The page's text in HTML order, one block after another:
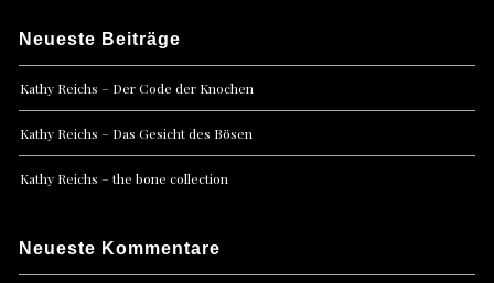
Neueste Beiträge
Kathy Reichs – Der Code der Knochen
Kathy Reichs – Das Gesicht des Bösen
Kathy Reichs – the bone collection
Neueste Kommentare